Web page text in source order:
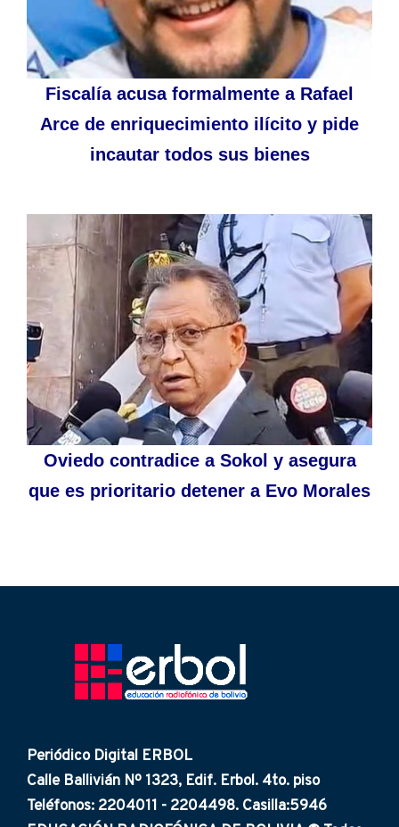
Fiscalía acusa formalmente a Rafael
Arce de enriquecimiento ilícito y pide
incautar todos sus bienes
Oviedo contradice a Sokol y asegura
que es prioritario detener a Evo Morales
Periódico Digital ERBOL
Calle Ballivián Nº 1323, Edif. Erbol. 4to. piso
Teléfonos: 2204011 - 2204498. Casilla:5946